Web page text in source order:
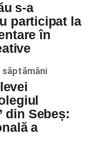
s-a
participat la
în
săptămâni
din Sebeș:
a